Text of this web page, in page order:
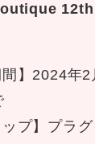
間】2024年
ップ】プラ